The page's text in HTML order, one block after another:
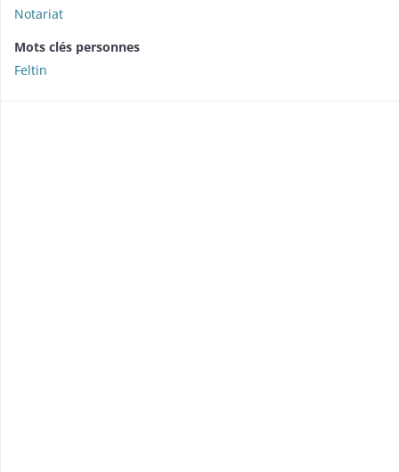
Notariat
Mots clés personnes
Feltin